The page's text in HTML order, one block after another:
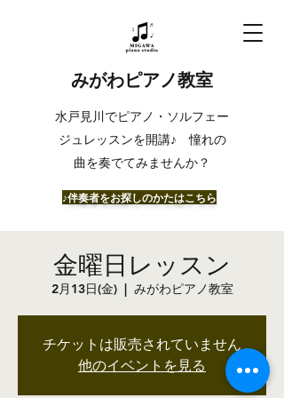
みがわピアノ教室
​水戸見川でピアノ・ソルフェー
ジュレッスンを開講♪ 憧れの
曲を奏でてみませんか？
​♪伴奏者をお探しのかたはこちら
金曜日レッスン
2月13日(金)
  |
みがわピアノ教室
チケットは販売されていません
他のイベントを見る